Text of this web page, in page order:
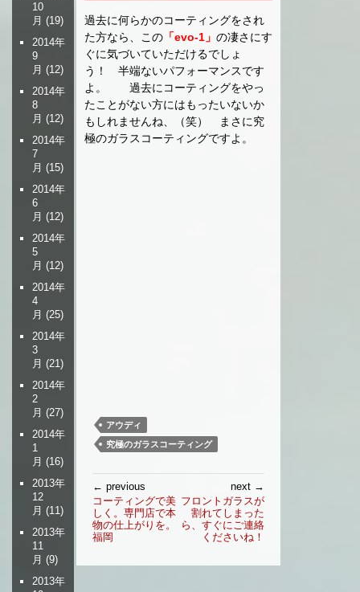
過去に何らかのコーティングをされ
た方なら、この 「evo-1」の凄さにす
ぐに気づいていただけるでしょ
う！ 半端ないパフォーマンスです
よ。 過去にコーティングをやっ
たことがない方にはもったいないか
もしれませんね、（笑） まさに究
極のガラスコーティングですよ。
アウディ
究極のガラスコーティング
稿
ナ
ビ
ー
← previous
コーティングで美
しく。専門店で本
物の仕上がりを。
福岡
next →
フロントガラスが
割れてしまった
ら、すぐにご連絡
くださいね！
10
月 (19)
2014年
9
月 (12)
2014年
8
月 (12)
2014年
7
月 (15)
2014年
6
月 (12)
2014年
5
月 (12)
2014年
4
月 (25)
2014年
3
月 (21)
2014年
2
月 (27)
2014年
1
月 (16)
2013年
12
月 (11)
2013年
11
月 (9)
2013年